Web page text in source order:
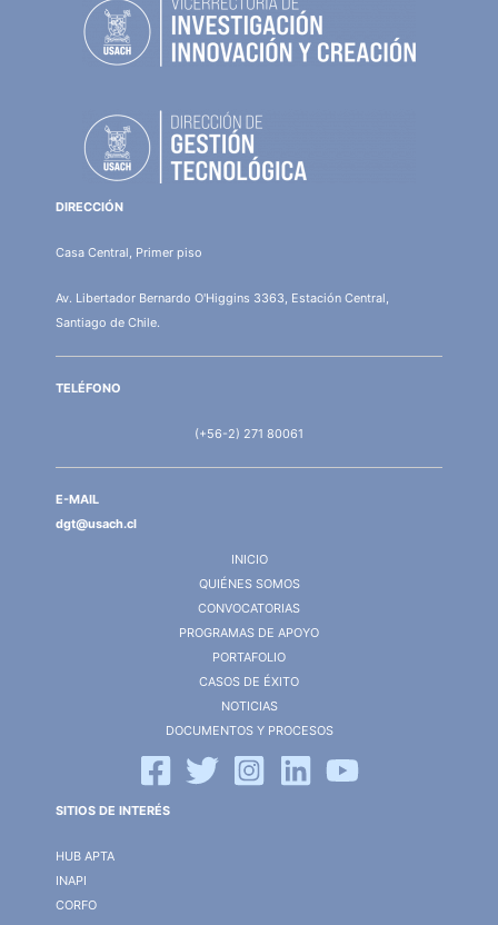
DIRECCIÓN
Casa Central, Primer piso
Av. Libertador Bernardo O'Higgins 3363, Estación Central,
Santiago de Chile.
TELÉFONO
(+56-2) 271 80061
E-MAIL
dgt@usach.cl
INICIO
QUIÉNES SOMOS
CONVOCATORIAS
PROGRAMAS DE APOYO
PORTAFOLIO
CASOS DE ÉXITO
NOTICIAS
DOCUMENTOS Y PROCESOS
SITIOS DE INTERÉS
HUB APTA
INAPI
CORFO